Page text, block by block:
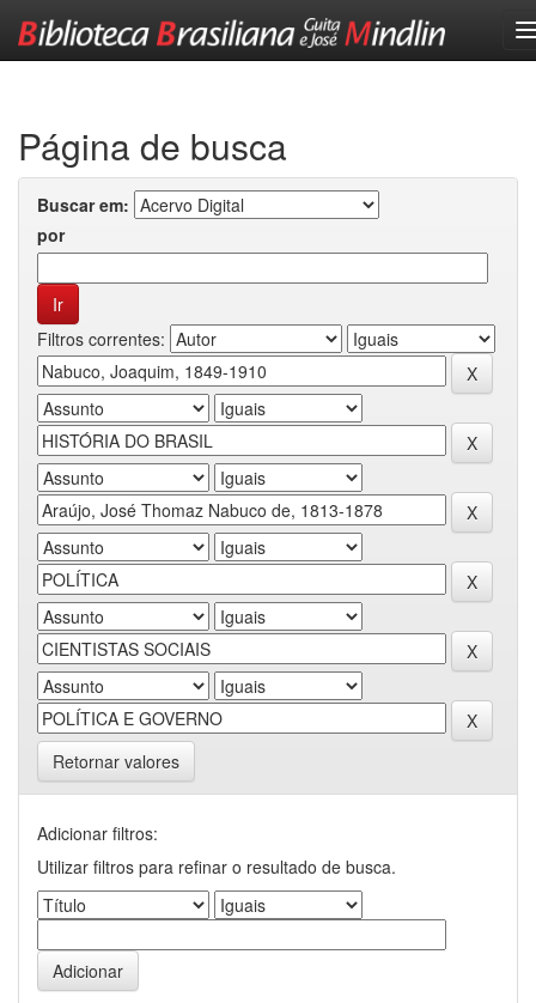
Página de busca
Buscar em:
por
Filtros correntes:
Retornar valores
Adicionar filtros:
Utilizar filtros para refinar o resultado de busca.